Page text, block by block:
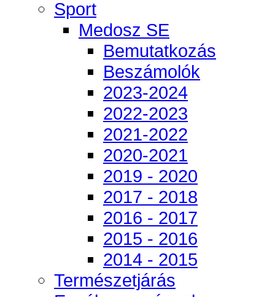
Sport
Medosz SE
Bemutatkozás
Beszámolók
2023-2024
2022-2023
2021-2022
2020-2021
2019 - 2020
2017 - 2018
2016 - 2017
2015 - 2016
2014 - 2015
Természetjárás